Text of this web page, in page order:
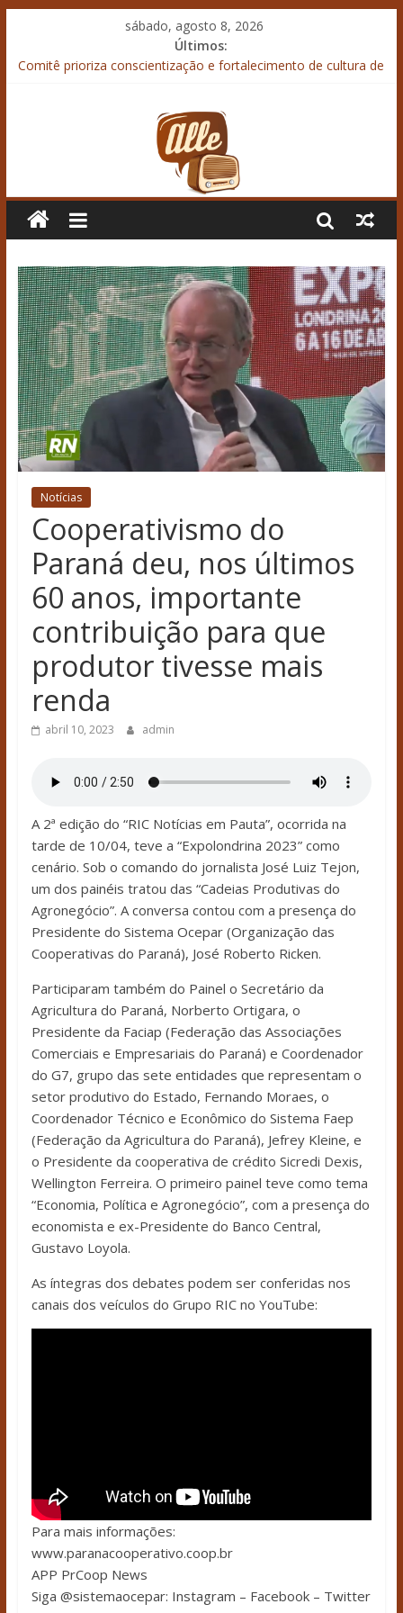
sábado, agosto 8, 2026
Últimos:
Comitê prioriza conscientização e fortalecimento de cultura de
em meio ao endividamento
“SIAVS 2026” termina com recorde de público
Boletim da Coordenação de Relações Institucionais do
Armazenamento bem planejado garante resultado no campo
Notícias
Cooperativismo do
Paraná deu, nos últimos
60 anos, importante
contribuição para que
produtor tivesse mais
renda
abril 10, 2023 admin
A 2ª edição do “RIC Notícias em Pauta”, ocorrida na
tarde de 10/04, teve a “Expolondrina 2023” como
cenário. Sob o comando do jornalista José Luiz Tejon,
um dos painéis tratou das “Cadeias Produtivas do
Agronegócio”. A conversa contou com a presença do
Presidente do Sistema Ocepar (Organização das
Cooperativas do Paraná), José Roberto Ricken.
Participaram também do Painel o Secretário da
Agricultura do Paraná, Norberto Ortigara, o
Presidente da Faciap (Federação das Associações
Comerciais e Empresariais do Paraná) e Coordenador
do G7, grupo das sete entidades que representam o
setor produtivo do Estado, Fernando Moraes, o
Coordenador Técnico e Econômico do Sistema Faep
(Federação da Agricultura do Paraná), Jefrey Kleine, e
o Presidente da cooperativa de crédito Sicredi Dexis,
Wellington Ferreira. O primeiro painel teve como tema
“Economia, Política e Agronegócio”, com a presença do
economista e ex-Presidente do Banco Central,
Gustavo Loyola.
As íntegras dos debates podem ser conferidas nos
canais dos veículos do Grupo RIC no YouTube:
Para mais informações:
www.paranacooperativo.coop.br
APP PrCoop News
Siga @sistemaocepar: Instagram – Facebook – Twitter